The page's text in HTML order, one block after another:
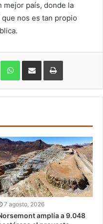
mejor país, donde la
nos es tan propio
Pinterest WhatsApp
7 agosto, 2026
amplía a 9.048